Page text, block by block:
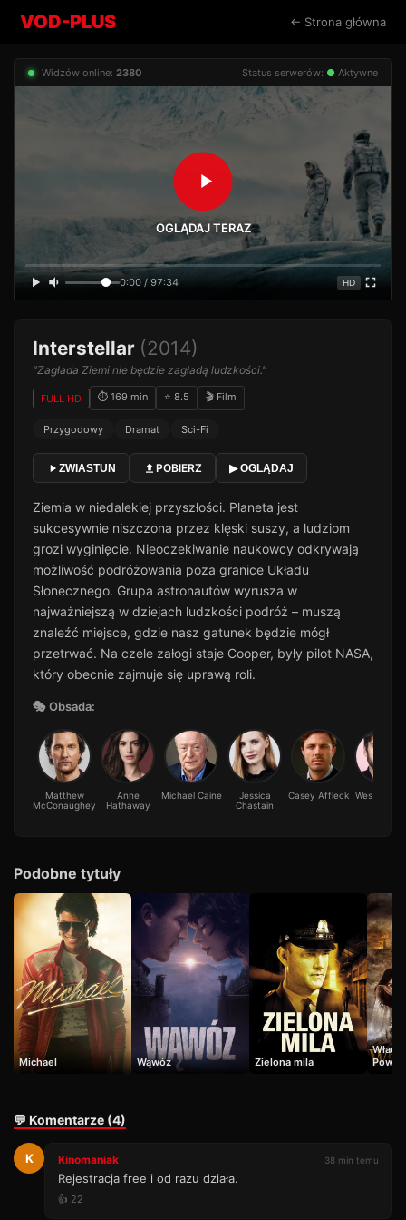
VOD-PLUS ← Strona główna
Widzów online: 2378 Status serwerów: ● Aktywne
OGLĄDAJ TERAZ
0:00 / 97:34 HD
Interstellar (2014)
"Zagłada Ziemi nie będzie zagładą ludzkości."
FULL HD ⏱ 169 min ⭐ 8.5 🎬 Film
Przygodowy Dramat Sci-Fi
ZWIASTUN POBIERZ ▶ OGLĄDAJ
Ziemia w niedalekiej przyszłości. Planeta jest
sukcesywnie niszczona przez klęski suszy, a ludziom
grozi wyginięcie. Nieoczekiwanie naukowcy odkrywają
możliwość podróżowania poza granice Układu
Słonecznego. Grupa astronautów wyrusza w
najważniejszą w dziejach ludzkości podróż – muszą
znaleźć miejsce, gdzie nasz gatunek będzie mógł
przetrwać. Na czele załogi staje Cooper, były pilot NASA,
który obecnie zajmuje się uprawą roli.
🎭 Obsada:
Matthew
McConaughey
Anne
Hathaway
Michael Caine
Jessica
Chastain
Casey Affleck Wes
Podobne tytuły
Michael Wąwóz Zielona mila
💬 Komentarze (4)
K Kinomaniak 38 min temu
Rejestracja free i od razu działa.
👍 22